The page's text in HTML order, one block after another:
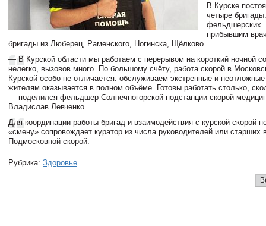
В Курске
четыре
фельдшерских.
прибывшим
бригады из Люберец, Раменского, Ногинска, Щёлково.
— В Курской области мы работаем с перерывом на короткий ночной
нелегко, вызовов много. По большому счёту, работа скорой в
Курской особо не отличается: обслуживаем экстренные и
жителям оказывается в полном объёме. Готовы работать столько,
— поделился фельдшер Солнечногорской подстанции скорой
Владислав Левченко.
Для координации работы бригад и взаимодействия с курской скорой
«смену» сопровождает куратор из числа руководителей или старших
Подмосковной скорой.
Рубрика: Здоровье